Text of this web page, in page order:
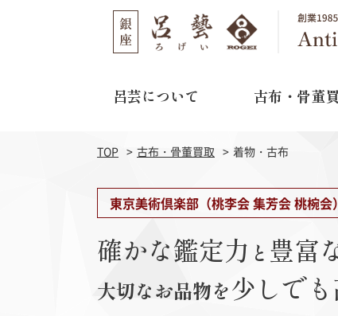
店舗のご案内
TEL 03-3562-
水曜日・木曜日
呂芸について
呂芸について
古布・骨董
古布・骨董買取
買取の流れ
よくある質問
江戸期刺繍 明
TOP 古布・骨董買取 着物・古布
東京美術倶楽部（桃李会 集芳会 桃椀会
確かな鑑定力 と 豊富
大切なお品物を少しでも